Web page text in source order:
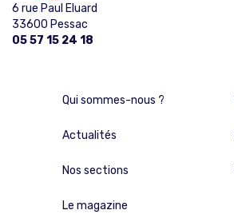
6 rue Paul Eluard
33600 Pessac
05 57 15 24 18
Qui sommes-nous ?
Actualités
Nos sections
Le magazine